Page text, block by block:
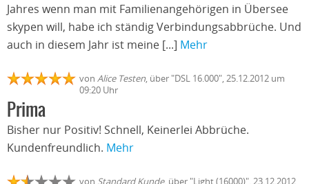
Jahres wenn man mit Familienangehörigen in Übersee
skypen will, habe ich ständig Verbindungsabbrüche. Und
auch in diesem Jahr ist meine [...] Mehr
von Alice Testen, über "DSL 16.000", 25.12.2012 um
09:20 Uhr
Prima
Bisher nur Positiv! Schnell, Keinerlei Abbrüche.
Kundenfreundlich. Mehr